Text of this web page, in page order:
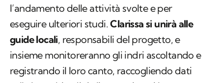
insieme monitoreranno gli indri ascoltando e
registrando il loro canto, raccogliendo dati
sulle loro abitudini alimentari e sui loro
spostamenti.